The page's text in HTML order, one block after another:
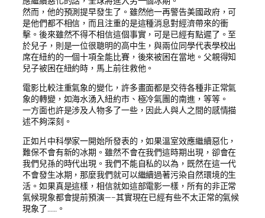
然而，他的預測提早發生了。雖然他一再警告美國政府，可
是他們都不相信，而且注重的是這種消息對經濟帶來的衝
擊。後來雖然不得不相信這個事實，可是已經有點遲了。至
於兒子，則是一位很聰明的高中生，與兩位同學代表學校出
席在紐約的一個十項全能比賽，後來被困在當地。父親得知
兒子被困在紐約時，馬上前往救他。
電影比較注重氣象的變化，許多畫面都是交待各種非正常氣
象的轉變，如海水湧入紐約市、極冷氣團的南進，等等。
一方面也許是涉及人物多了一些，因此人與人之間的感情描
述不夠深刻。
正如片中科學家一開始所發表的，如果溫室效應繼續惡化，
難保不會有新的冰期。雖然不會在我們這時期出現，卻會在
我們兒孫的時代出現。我們不能自私的以為，既然在這一代
不會發生冰期，那麼我們就可以繼續過著污染自然環境的生
活。如果真是這樣，相信就如這部電影一樣，所有的非正常
氣候現象都會提前預演—–其實現在已經有些不太正常的氣候
現象了……。